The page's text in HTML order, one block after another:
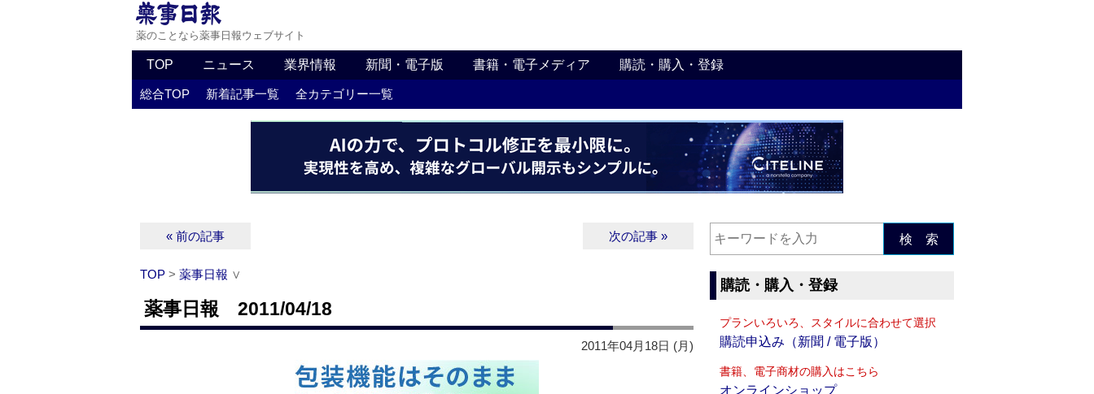
薬のことなら薬事日報ウェブサイト
TOP ニュース 業界情報 新聞・電子版 書籍・電子メディア 購読・購入・登録
総合TOP 新着記事一覧 全カテゴリー一覧
« 前の記事 次の記事 »
TOP > 薬事日報 ∨
薬事日報 2011/04/18
2011年04月18日 (月)
検 索
購読・購入・登録
プランいろいろ、スタイルに合わせて選択
購読申込み（新聞 / 電子版）
書籍、電子商材の購入はこちら
オンラインショップ